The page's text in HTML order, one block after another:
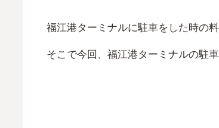
福江港ターミナルに駐車をした時の
そこで今回、福江港ターミナルの駐